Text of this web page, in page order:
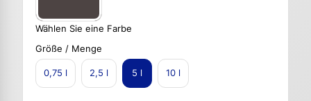
Wählen Sie eine Farbe
Größe / Menge
0,75 l 2,5 l 5 l 10 l